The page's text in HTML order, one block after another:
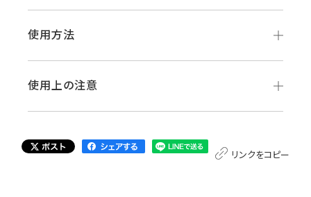
使用方法
使用上の注意
リンクをコピー